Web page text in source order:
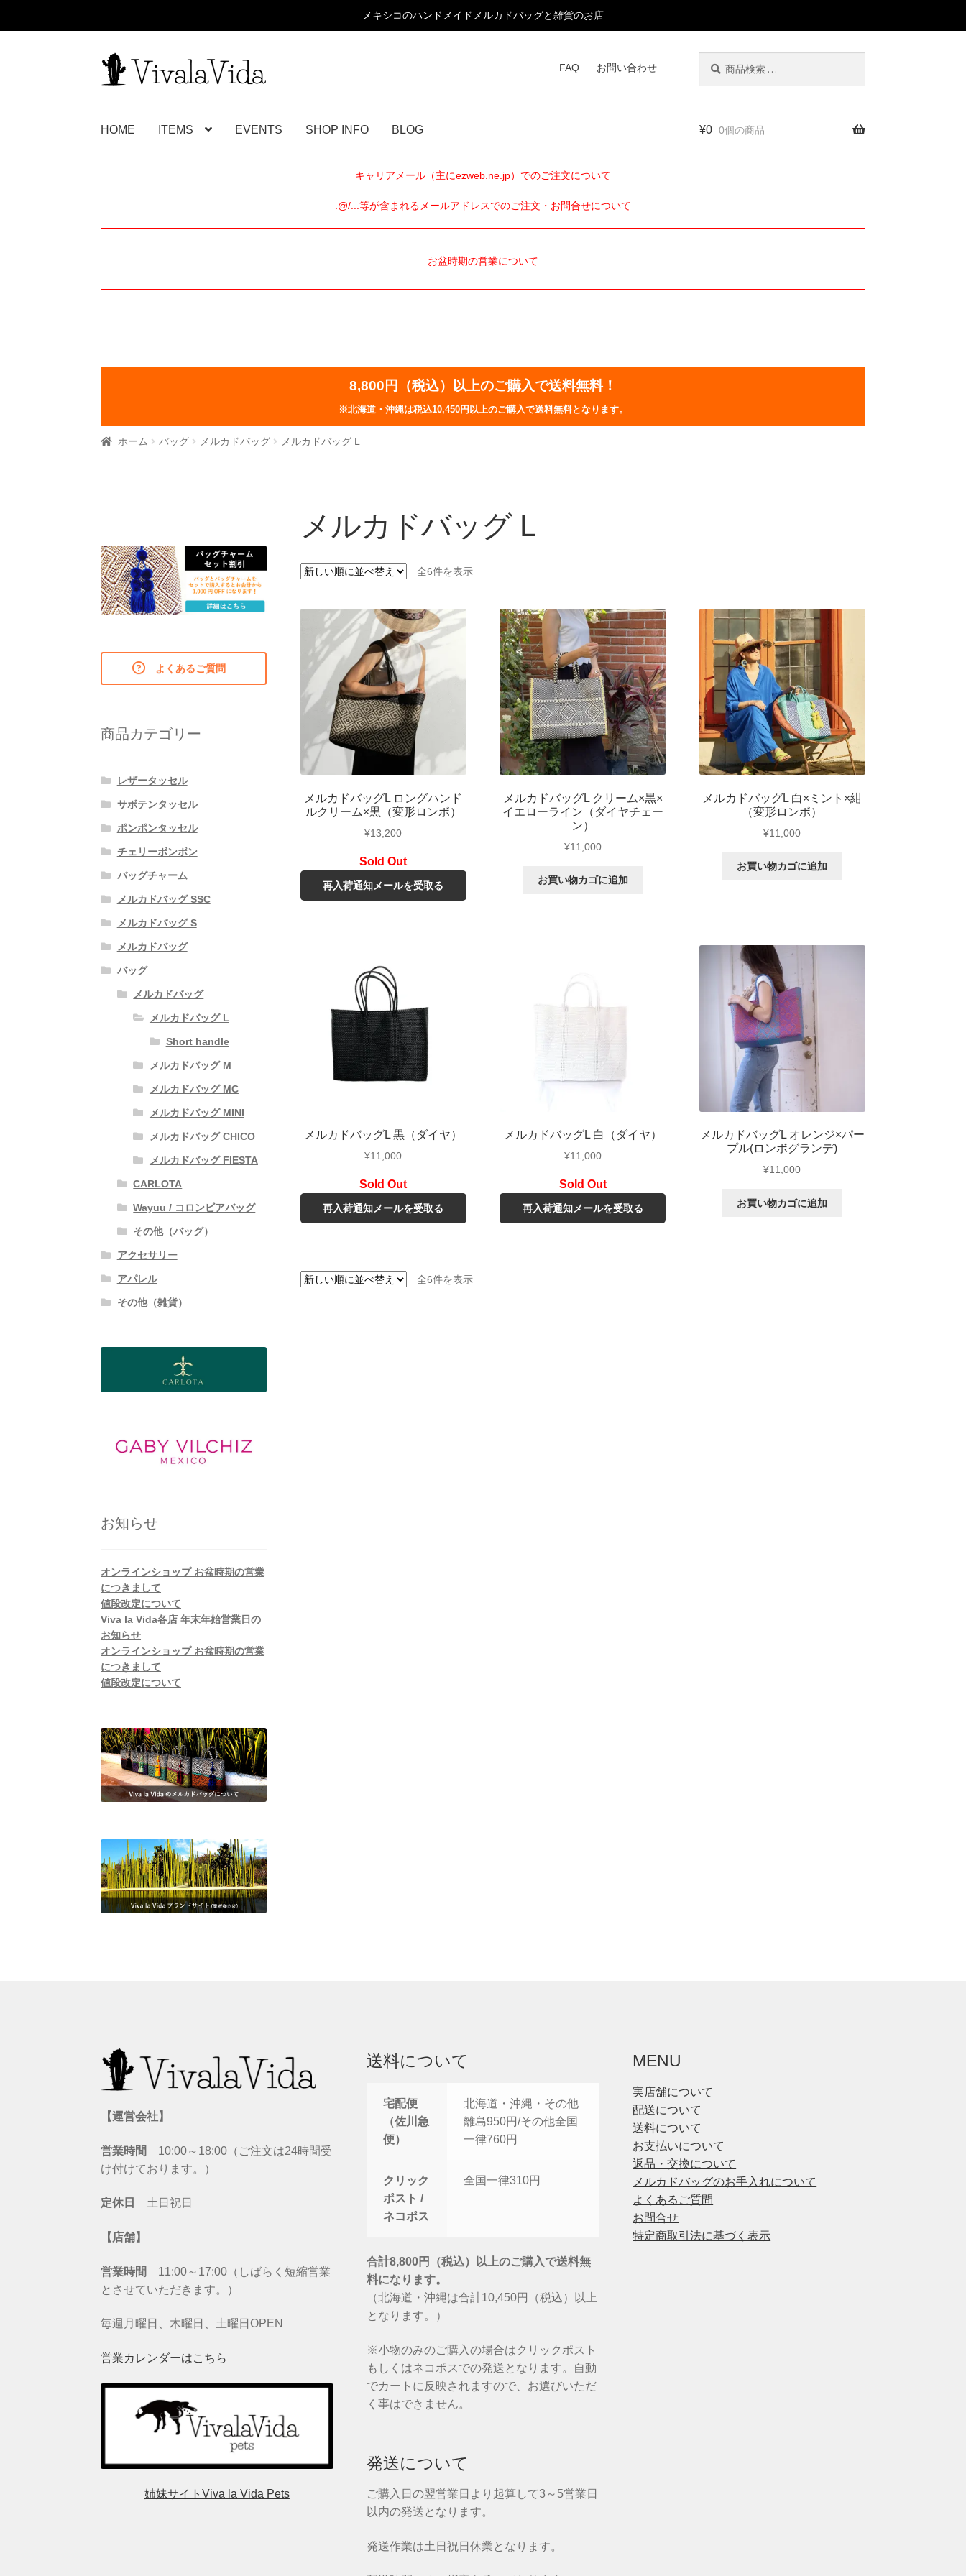
メキシコのハンドメイドメルカドバッグと雑貨のお店
ナ
ビ
シ
コ
ン
ツ
FAQ お問い合わせ
HOME ITEMS EVENTS SHOP INFO BLOG ¥0 0個の商品
キャリアメール（主にezweb.ne.jp）でのご注文について
.@/...等が含まれるメールアドレスでのご注文・お問合せについて
お盆時期の営業について
8,800円（税込）以上のご購入で送料無料！
※北海道・沖縄は税込10,450円以上のご購入で送料無料となります。
ホーム バッグ メルカドバッグ メルカドバッグ L
メルカドバッグ L
全6件を表示新
メルカドバッグL ロングハンド
ルクリーム×黒（変形ロンボ）
¥13,200
再入荷通知メールを受取る
メルカドバッグL クリーム×黒×
イエローライン（ダイヤチェー
ン）
¥11,000
お買い物カゴに追加
メルカドバッグL 白×ミント×紺
（変形ロンボ）
¥11,000
お買い物カゴに追加
メルカドバッグL 黒（ダイヤ）
¥11,000
再入荷通知メールを受取る
メルカドバッグL 白（ダイヤ）
¥11,000
再入荷通知メールを受取る
メルカドバッグL オレンジ×パー
プル(ロンボグランデ)
¥11,000
お買い物カゴに追加
全6件を表示新
よくあるご質問
商品カテゴリー
レザータッセル
サボテンタッセル
ポンポンタッセル
チェリーポンポン
バッグチャーム
メルカドバッグ SSC
メルカドバッグ S
メルカドバッグ
バッグ
メルカドバッグ
メルカドバッグ L
Short handle
メルカドバッグ M
メルカドバッグ MC
メルカドバッグ MINI
メルカドバッグ CHICO
メルカドバッグ FIESTA
CARLOTA
Wayuu / コロンビアバッグ
その他（バッグ）
アクセサリー
アパレル
その他（雑貨）
お知らせ
オンラインショップ お盆時期の営業
につきまして
値段改定について
Viva la Vida各店 年末年始営業日の
お知らせ
オンラインショップ お盆時期の営業
につきまして
値段改定について
【運営会社】
営業時間 10:00～18:00（ご注文は24時間受
け付けております。）
定休日 土日祝日
【店舗】
営業時間 11:00～17:00（しばらく短縮営業
とさせていただきます。）
毎週月曜日、木曜日、土曜日OPEN
営業カレンダーはこちら
姉妹サイトViva la Vida Pets
送料について
宅配便
（佐川急
便）
北海道・沖縄・その他
離島950円/その他全国
一律760円
クリック
ポスト /
ネコポス
全国一律310円
合計8,800円（税込）以上のご購入で送料無
料になります。
（北海道・沖縄は合計10,450円（税込）以上
となります。）
※小物のみのご購入の場合はクリックポスト
もしくはネコポスでの発送となります。自動
でカートに反映されますので、お選びいただ
く事はできません。
発送について
ご購入日の翌営業日より起算して3～5営業日
以内の発送となります。
発送作業は土日祝日休業となります。
MENU
実店舗について
配送について
送料について
お支払いについて
返品・交換について
メルカドバッグのお手入れについて
よくあるご質問
お問合せ
特定商取引法に基づく表示